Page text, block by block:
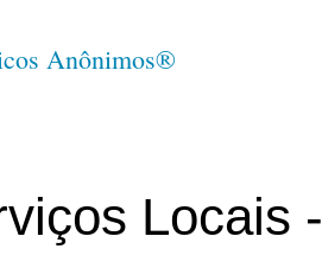
Locais -